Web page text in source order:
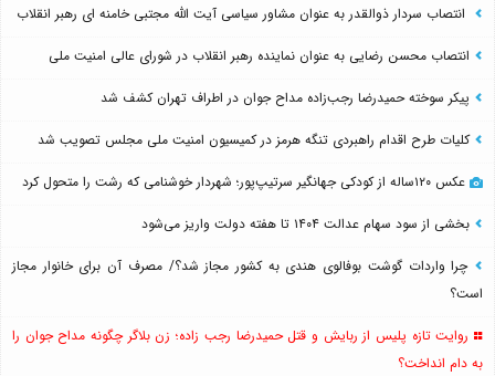
انتصاب سردار ذوالقدر به عنوان مشاور سیاسی آیت الله مجتبی خامنه ای رهبر انقلاب
انتصاب محسن رضایی به عنوان نماینده رهبر انقلاب در شورای عالی امنیت ملی
پیکر سوخته حمیدرضا رجب‌زاده مداح جوان در اطراف تهران کشف شد
کلیات طرح اقدام راهبردی تنگه هرمز در کمیسیون امنیت ملی مجلس تصویب شد
عکس ۱۲۰ساله از کودکی جهانگیر سرتیپ‌پور؛ شهردار خوشنامی که رشت را متحول کرد
بخشی از سود سهام عدالت ۱۴۰۴ تا هفته دولت واریز می‌شود
چرا واردات گوشت بوفالوی هندی به کشور مجاز شد؟/ مصرف آن برای خانوار مجاز
است؟
روایت تازه پلیس از ربایش و قتل حمیدرضا رجب زاده؛ زن بلاگر چگونه مداح جوان را
به دام انداخت؟